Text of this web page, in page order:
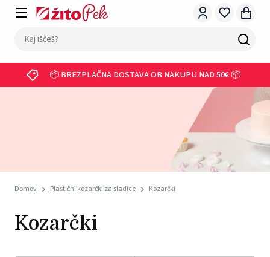
📦 BREZPLAČNA DOSTAVA OB NAKUPU NAD 50€ 📦
Domov Plastični kozarčki za sladice Kozarčki
Kozarčki